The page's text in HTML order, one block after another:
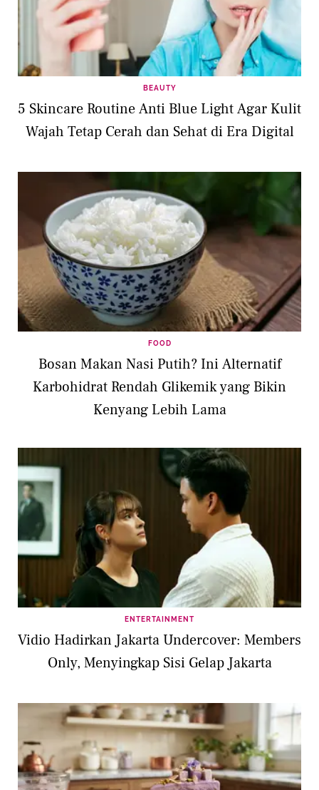
BEAUTY
5 Skincare Routine Anti Blue Light Agar Kulit
Wajah Tetap Cerah dan Sehat di Era Digital
FOOD
Bosan Makan Nasi Putih? Ini Alternatif
Karbohidrat Rendah Glikemik yang Bikin
Kenyang Lebih Lama
ENTERTAINMENT
Vidio Hadirkan Jakarta Undercover: Members
Only, Menyingkap Sisi Gelap Jakarta